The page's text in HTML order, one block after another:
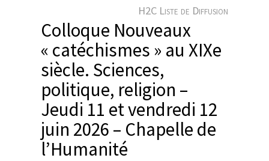
H2C Liste de Diffusion
Colloque Nouveaux
« catéchismes » au XIXe
siècle. Sciences,
politique, religion –
Jeudi 11 et vendredi 12
juin 2026 – Chapelle de
l’Humanité